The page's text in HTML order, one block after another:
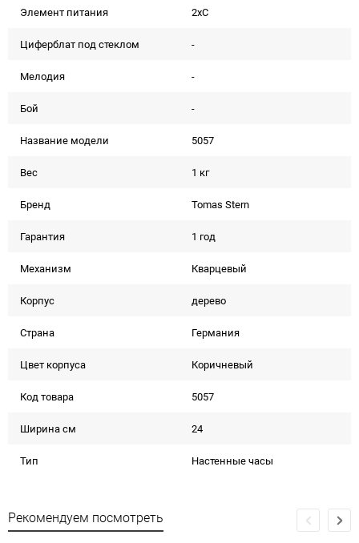
Элемент питания 2xC
Циферблат под стеклом -
Мелодия -
Бой -
Название модели 5057
Вес 1 кг
Бренд Tomas Stern
Гарантия 1 год
Механизм Кварцевый
Корпус дерево
Страна Германия
Цвет корпуса Коричневый
Код товара 5057
Ширина см 24
Тип Настенные часы
Рекомендуем посмотреть